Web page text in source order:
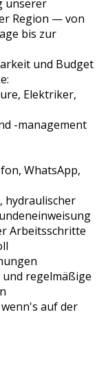
unserer
Region — von
bis zur
und Budget
Elektriker,
-management
WhatsApp,
hydraulischer
Arbeitsschritte
regelmäßige
auf der